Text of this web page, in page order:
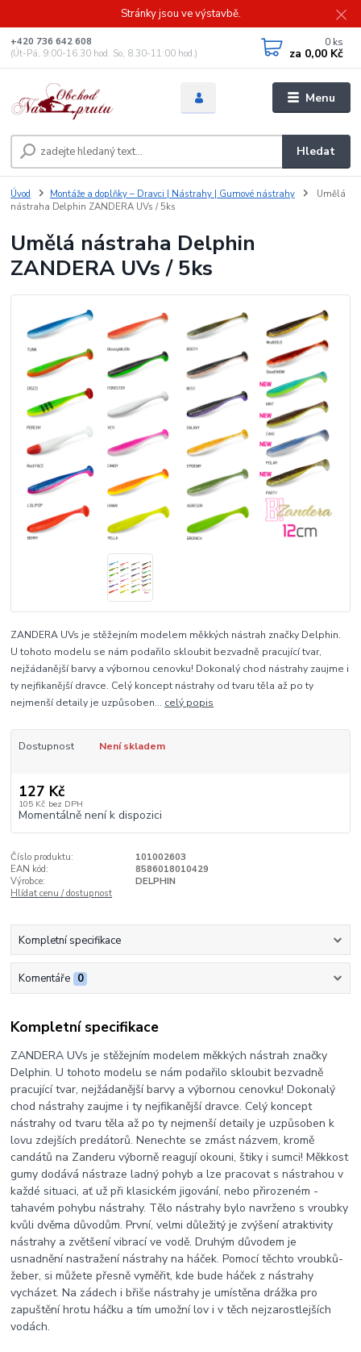
Stránky jsou ve výstavbě.
Menu
Hledat
+420 736 642 608
(Út-Pá, 9:00-16.30 hod. So, 8.30-11:00 hod.)
0 ks
za 0,00 Kč
Úvod Montáže a doplňky – Dravci | Nástrahy | Gumové nástrahy
Umělá
nástraha Delphin ZANDERA UVs / 5ks
Umělá nástraha Delphin
ZANDERA UVs / 5ks
ZANDERA UVs je stěžejním modelem měkkých nástrah značky Delphin.
U tohoto modelu se nám podařilo skloubit bezvadně pracující tvar,
nejžádanější barvy a výbornou cenovku! Dokonalý chod nástrahy zaujme i
ty nejfikanější dravce. Celý koncept nástrahy od tvaru těla až po ty
nejmenší detaily je uzpůsoben... celý popis
Dostupnost Není skladem
127 Kč
105 Kč bez DPH
Momentálně není k dispozici
Číslo produktu:
101002603
EAN kód:
8586018010429
Výrobce:
DELPHIN
Hlídat cenu / dostupnost
Kompletní specifikace
Komentáře 0
Kompletní specifikace
ZANDERA UVs je stěžejním modelem měkkých nástrah značky
Delphin. U tohoto modelu se nám podařilo skloubit bezvadně
pracující tvar, nejžádanější barvy a výbornou cenovku! Dokonalý
chod nástrahy zaujme i ty nejfikanější dravce. Celý koncept
nástrahy od tvaru těla až po ty nejmenší detaily je uzpůsoben k
lovu zdejších predátorů. Nenechte se zmást názvem, kromě
candátů na Zanderu výborně reagují okouni, štiky i sumci! Měkkost
gumy dodává nástraze ladný pohyb a lze pracovat s nástrahou v
každé situaci, ať už při klasickém jigování, nebo přirozeném -
tahavém pohybu nástrahy. Tělo nástrahy bylo navrženo s vroubky
kvůli dvěma důvodům. První, velmi důležitý je zvýšení atraktivity
nástrahy a zvětšení vibrací ve vodě. Druhým důvodem je
usnadnění nastražení nástrahy na háček. Pomocí těchto vroubků-
žeber, si můžete přesně vyměřit, kde bude háček z nástrahy
vycházet. Na zádech i břiše nástrahy je umístěna drážka pro
zapuštění hrotu háčku a tím umožní lov i v těch nejzarostlejších
vodách.